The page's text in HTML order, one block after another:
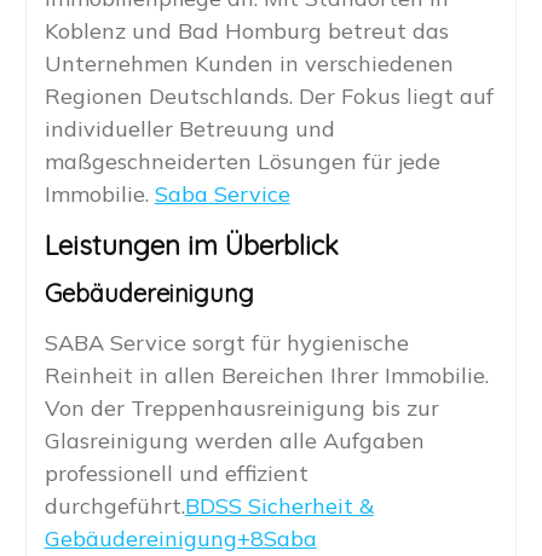
Koblenz und Bad Homburg betreut das
Unternehmen Kunden in verschiedenen
Regionen Deutschlands. Der Fokus liegt auf
individueller Betreuung und
maßgeschneiderten Lösungen für jede
Immobilie. Saba Service
Leistungen im Überblick
Gebäudereinigung
SABA Service sorgt für hygienische
Reinheit in allen Bereichen Ihrer Immobilie.
Von der Treppenhausreinigung bis zur
Glasreinigung werden alle Aufgaben
professionell und effizient
durchgeführt.BDSS Sicherheit &
Gebäudereinigung+8Saba